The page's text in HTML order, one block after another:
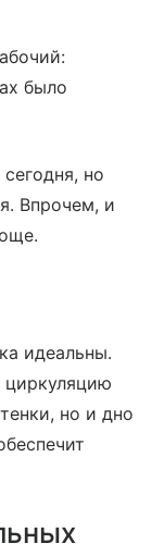
было
но
Впрочем, и
идеальны.
но и дно